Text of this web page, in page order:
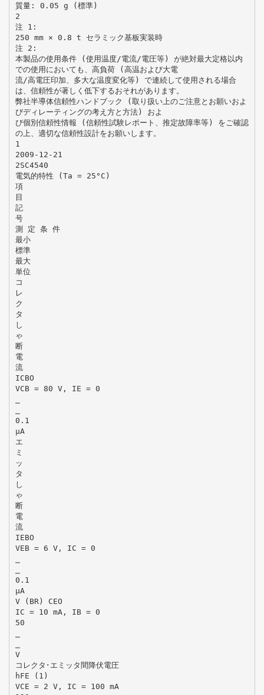
質量: 0.05 g (標準)
2
注 1:
250 mm × 0.8 t セラミック基板実装時
注 2:
本製品の使用条件 (使用温度/電流/電圧等) が絶対最大定格以内
での使用においても、高負荷 (高温および大電
流/高電圧印加、多大な温度変化等) で連続して使用される場合
は、信頼性が著しく低下するおそれがあります。
弊社半導体信頼性ハンドブック (取り扱い上のご注意とお願いおよ
びディレーティングの考え方と方法) およ
び個別信頼性情報 (信頼性試験レポート、推定故障率等) をご確認
の上、適切な信頼性設計をお願いします。
1
2009-12-21
2SC4540
電気的特性 (Ta = 25°C)
項
目
記
号
測 定 条 件
最小
標準
最大
単位
コ
レ
ク
タ
し
ゃ
断
電
流
ICBO
VCB = 80 V, IE = 0
0.1
μA
エ
ミ
ッ
タ
し
ゃ
断
電
流
IEBO
VEB = 6 V, IC = 0
0.1
μA
V (BR) CEO
IC = 10 mA, IB = 0
50
V
コレクタ･エミッタ間降伏電圧
hFE (1)
VCE = 2 V, IC = 100 mA